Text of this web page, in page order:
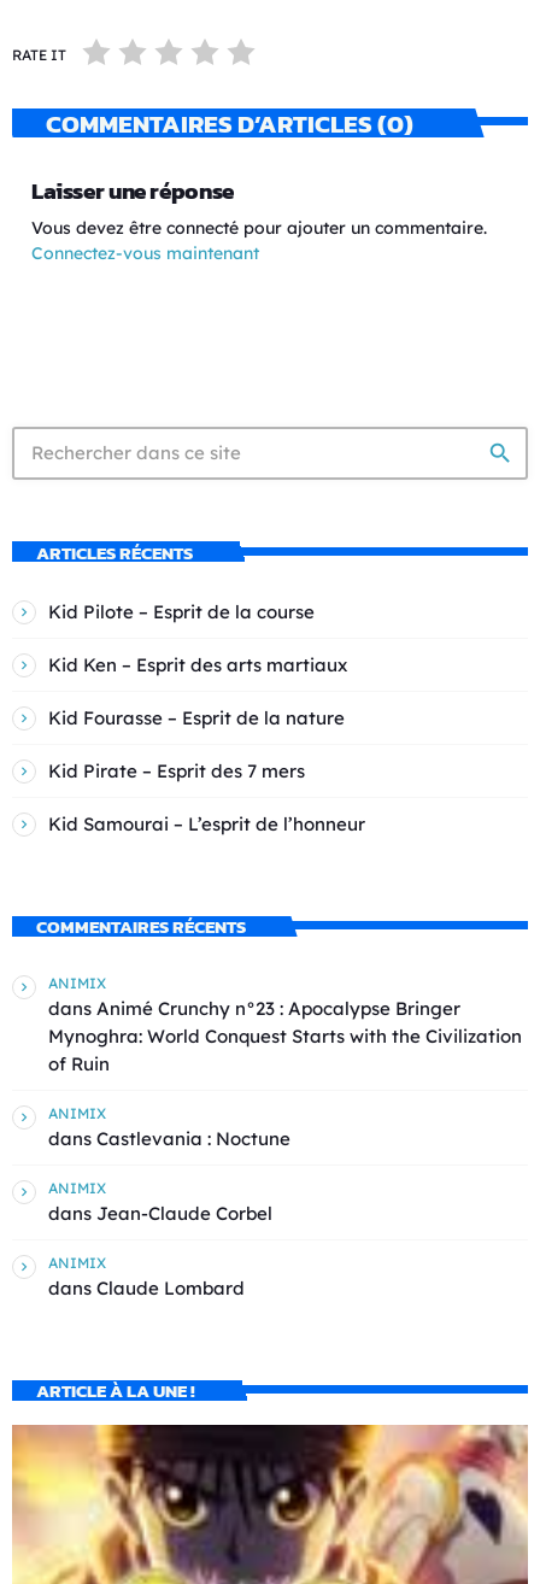
RATE IT
COMMENTAIRES D’ARTICLES (0)
Laisser une réponse
Vous devez être connecté pour ajouter un commentaire.
Connectez-vous maintenant
search
ARTICLES RÉCENTS
Kid Pilote – Esprit de la course
Kid Ken – Esprit des arts martiaux
Kid Fourasse – Esprit de la nature
Kid Pirate – Esprit des 7 mers
Kid Samourai – L’esprit de l’honneur
COMMENTAIRES RÉCENTS
ANIMIX
dans Animé Crunchy n°23 : Apocalypse Bringer
Mynoghra: World Conquest Starts with the Civilization
of Ruin
ANIMIX
dans Castlevania : Noctune
ANIMIX
dans Jean-Claude Corbel
ANIMIX
dans Claude Lombard
ARTICLE À LA UNE !